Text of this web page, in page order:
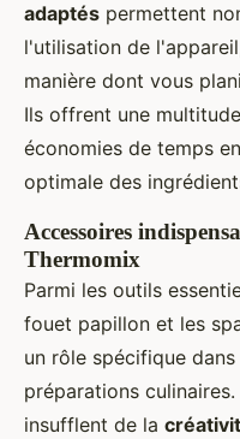
adaptés permettent
l'utilisation de
manière dont vous
Ils offrent une
économies de temps
optimale des
Accessoires
Thermomix
Parmi les outils
fouet papillon et les
un rôle spécifique
préparations
insufflent de la